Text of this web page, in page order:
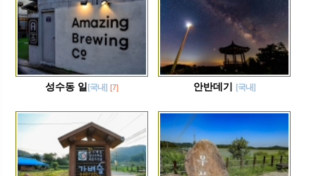
성수동 일 [국내] [7] 안반데기 [국내]